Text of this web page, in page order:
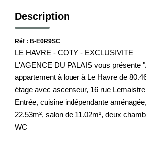
Description
Réf : B-E0R9SC
LE HAVRE - COTY - EXCLUSIVITE
L'AGENCE DU PALAIS vous présente
appartement à louer à Le Havre de
étage avec ascenseur, 16 rue
Entrée, cuisine indépendante
22.53m², salon de 11.02m², deux
WC